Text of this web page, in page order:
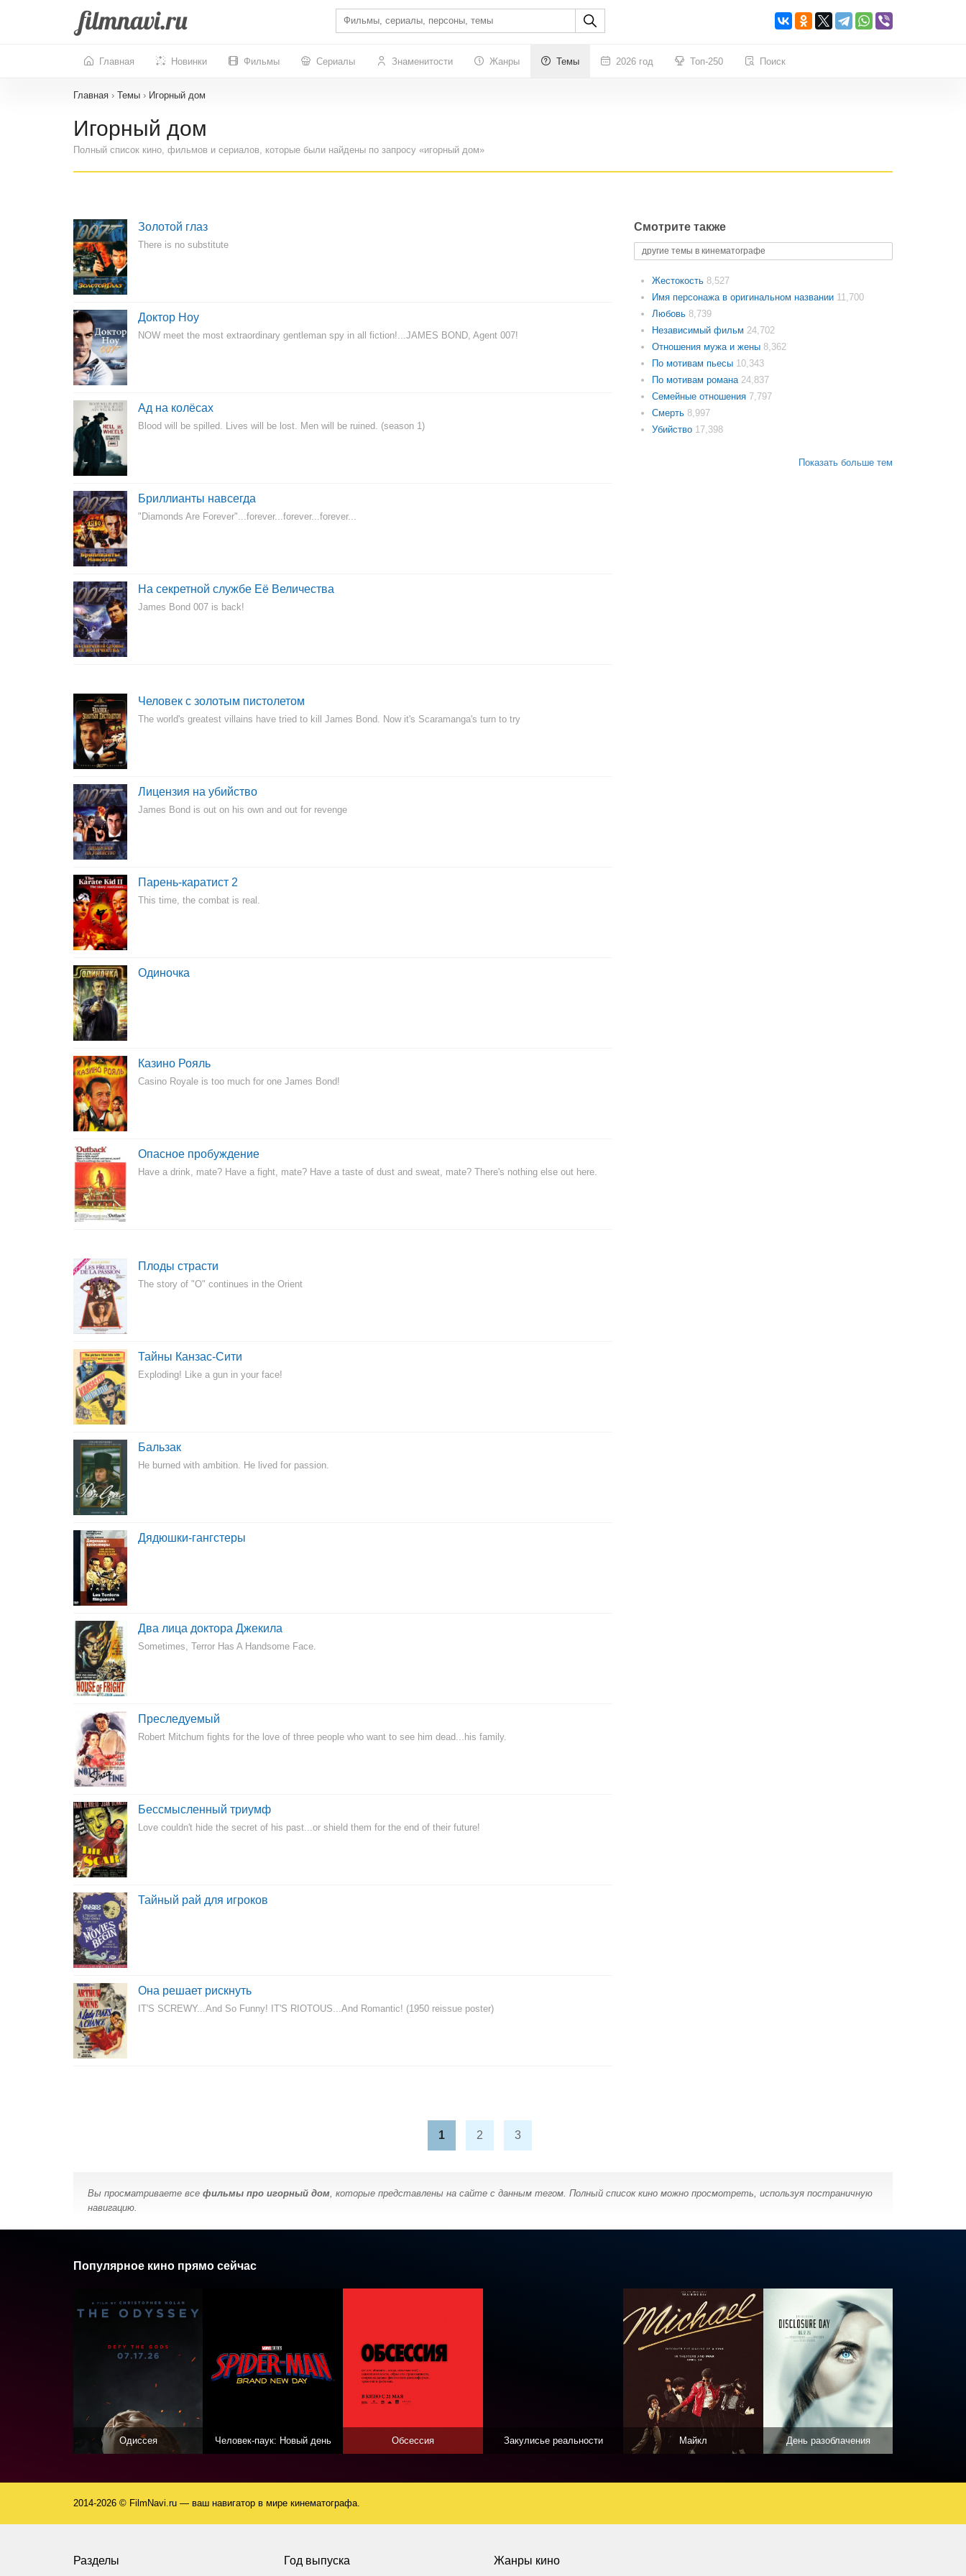
Главная Новинки Фильмы Сериалы Знаменитости Жанры Темы 2026 год Топ-250 Поиск
Главная › Темы › Игорный дом
Игорный дом
Полный список кино, фильмов и сериалов, которые были найдены по запросу «игорный дом»
Золотой глаз
There is no substitute
Доктор Ноу
NOW meet the most extraordinary gentleman spy in all fiction!...JAMES BOND, Agent 007!
Ад на колёсах
Blood will be spilled. Lives will be lost. Men will be ruined. (season 1)
Бриллианты навсегда
"Diamonds Are Forever"...forever...forever...forever...
На секретной службе Её Величества
James Bond 007 is back!
Человек с золотым пистолетом
The world's greatest villains have tried to kill James Bond. Now it's Scaramanga's turn to try
Лицензия на убийство
James Bond is out on his own and out for revenge
Парень-каратист 2
This time, the combat is real.
Одиночка
Казино Рояль
Casino Royale is too much for one James Bond!
Опасное пробуждение
Have a drink, mate? Have a fight, mate? Have a taste of dust and sweat, mate? There's nothing else out here.
Плоды страсти
The story of "O" continues in the Orient
Тайны Канзас-Сити
Exploding! Like a gun in your face!
Бальзак
He burned with ambition. He lived for passion.
Дядюшки-гангстеры
Два лица доктора Джекила
Sometimes, Terror Has A Handsome Face.
Преследуемый
Robert Mitchum fights for the love of three people who want to see him dead...his family.
Бессмысленный триумф
Love couldn't hide the secret of his past...or shield them for the end of their future!
Тайный рай для игроков
Она решает рискнуть
IT'S SCREWY...And So Funny! IT'S RIOTOUS...And Romantic! (1950 reissue poster)
Смотрите также
другие темы в кинематографе
Жестокость 8,527
Имя персонажа в оригинальном названии 11,700
Любовь 8,739
Независимый фильм 24,702
Отношения мужа и жены 8,362
По мотивам пьесы 10,343
По мотивам романа 24,837
Семейные отношения 7,797
Смерть 8,997
Убийство 17,398
Показать больше тем
1 2 3
Вы просматриваете все фильмы про игорный дом, которые представлены на сайте с данным тегом. Полный список кино можно просмотреть, используя постраничную
навигацию.
Популярное кино прямо сейчас
Одиссея Человек-паук: Новый день Обсессия Закулисье реальности Майкл День разоблачения
2014-2026 © FilmNavi.ru — ваш навигатор в мире кинематографа.
Разделы Год выпуска Жанры кино